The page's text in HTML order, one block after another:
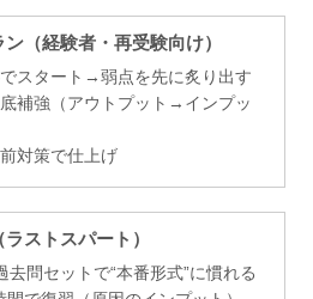
ン（経験者・再受験向け）
スタート→弱点を先に炙り出す
補強（アウトプット→インプッ
対策で仕上げ
ストスパート）
問セットで“本番形式”に慣れる